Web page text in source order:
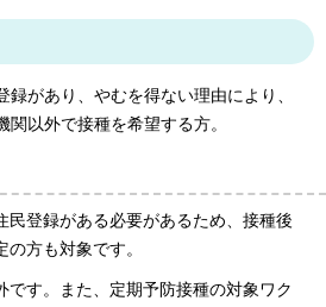
があり、やむを得ない理由により、
以外で接種を希望する方。
民登録がある必要があるため、接種後
方も対象です。
です。また、定期予防接種の対象ワク